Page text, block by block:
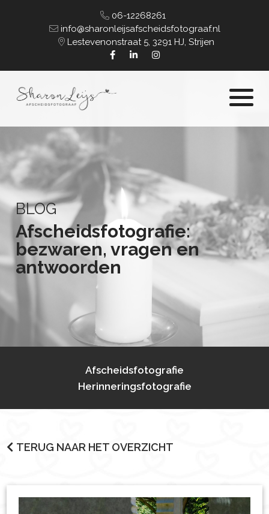
06-12268261
info@sharonleijsafscheidsfotograaf.nl
Lestevenonstraat 5, 3291 HJ, Strijen
BLOG
Afscheidsfotografie:
bezwaren, vragen en
antwoorden
Afscheidsfotografie
Herinneringsfotografie
TERUG NAAR HET OVERZICHT